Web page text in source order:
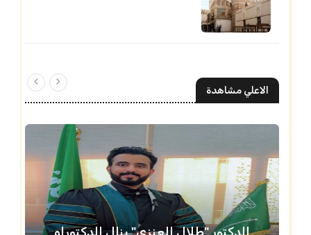
الاعلي مشاهدة
الدكتور "طلال العنزي" ينال الدكتوراه